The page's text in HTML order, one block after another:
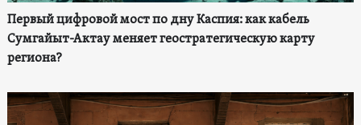
Первый цифровой мост по дну Каспия: как кабель
Сумгайыт-Актау меняет геостратегическую карту
региона?